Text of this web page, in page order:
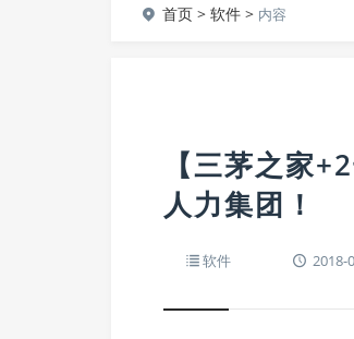
首页 >软件 > 内容
【三茅之家
人力集团！
软件 2018-